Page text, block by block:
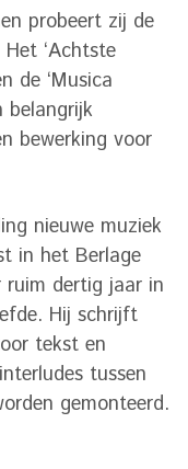
probeert zij de
‘Achtste
de ‘Musica
belangrijk
bewerking voor
nieuwe muziek
in het Berlage
ruim dertig jaar in
Hij schrijft
tekst en
tussen
gemonteerd.